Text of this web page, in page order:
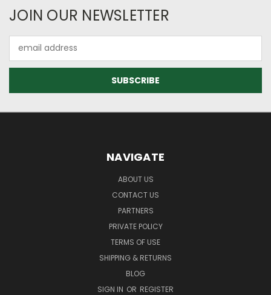
JOIN OUR NEWSLETTER
Address
NAVIGATE
ABOUT US
CONTACT US
PARTNERS
PRIVATE POLICY
TERMS OF USE
SHIPPING & RETURNS
BLOG
SIGN IN OR REGISTER